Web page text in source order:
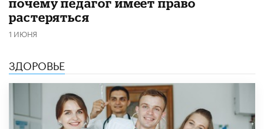
почему педагог имеет право
растеряться
1 ИЮНЯ
ЗДОРОВЬЕ